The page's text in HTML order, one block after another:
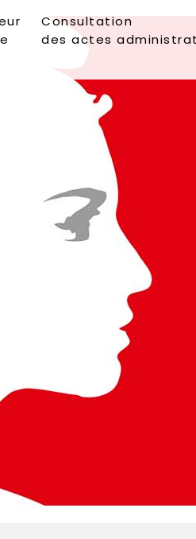
Consultation
des actes